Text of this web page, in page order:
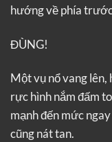
hướng về phía
ĐÙNG!
Một vụ nổ vang
rực hình nắm đấm
mạnh đến mức
cũng nát tan.